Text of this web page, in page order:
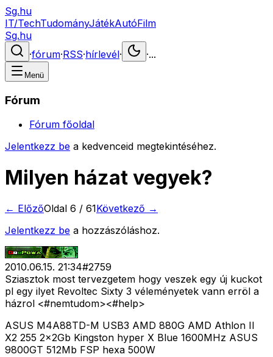
Sg.hu
IT/TechTudományJátékAutóFilm
Sg.hu
·fórum·RSS·hírlevél· ·...
Menü
Fórum
Fórum főoldal
Jelentkezz be a kedvenceid megtekintéséhez.
Milyen házat vegyek?
← ElőzőOldal 6 / 61Következő →
Jelentkezz be a hozzászóláshoz.
2010.06.15. 21:34#2759
Sziasztok most tervezgetem hogy veszek egy új kuckot
pl egy ilyet Revoltec Sixty 3 véleményetek vann erröl a
házrol <#nemtudom><#help>
ASUS M4A88TD-M USB3 AMD 880G AMD Athlon II
X2 255 2x2Gb Kingston hyper X Blue 1600MHz ASUS
9800GT 512Mb FSP hexa 500W